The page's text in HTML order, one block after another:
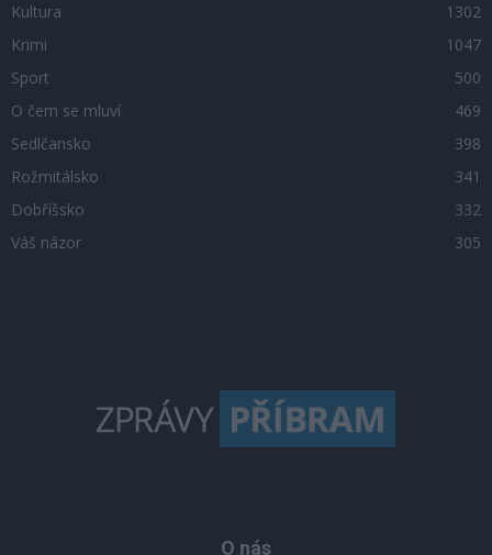
Kultura
1302
Krimi
1047
Sport
500
O čem se mluví
469
Sedlčansko
398
Rožmitálsko
341
Dobříšsko
332
Váš názor
305
O nás